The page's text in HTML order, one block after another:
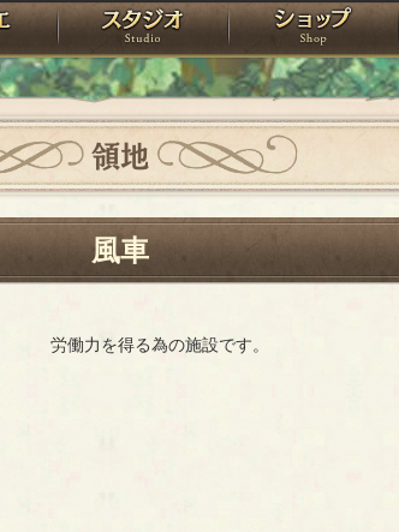
アトリエ スタジオ
領地
風車
労働力を得る為の施設です。